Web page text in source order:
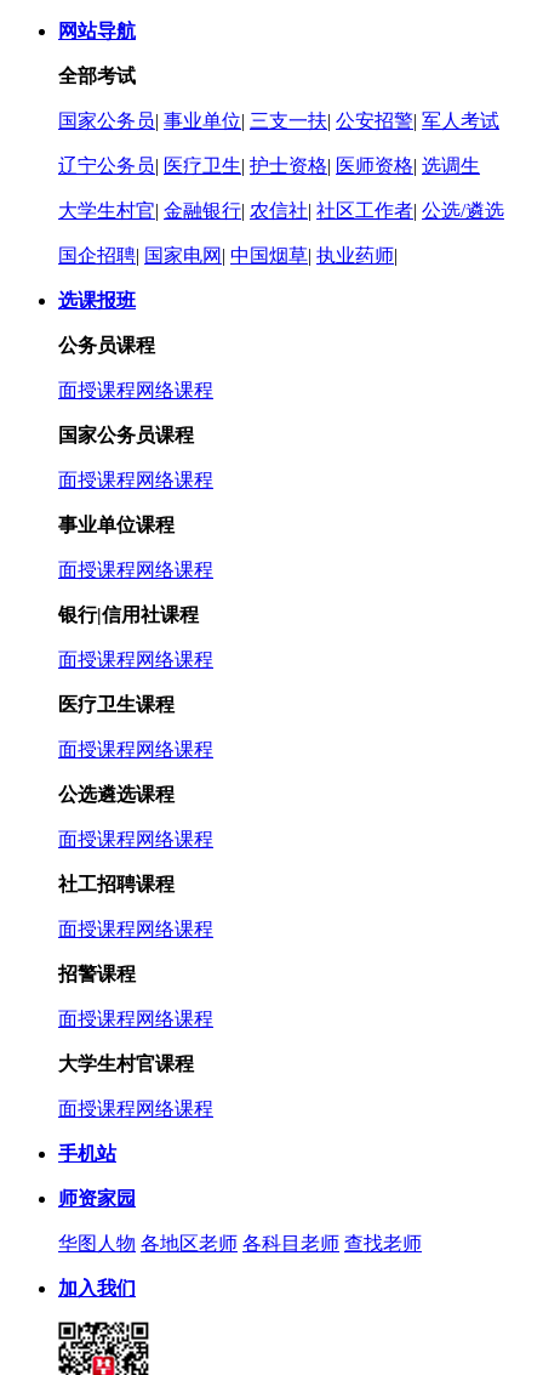
网站导航
全部考试
国家公务员| 事业单位| 三支一扶| 公安招警| 军人考试
辽宁公务员| 医疗卫生| 护士资格| 医师资格| 选调生
大学生村官| 金融银行| 农信社| 社区工作者| 公选/遴选
国企招聘| 国家电网 | 中国烟草| 执业药师|
选课报班
公务员课程
面授课程网络课程
国家公务员课程
面授课程网络课程
事业单位课程
面授课程网络课程
银行|信用社课程
面授课程网络课程
医疗卫生课程
面授课程网络课程
公选遴选课程
面授课程网络课程
社工招聘课程
面授课程网络课程
招警课程
面授课程网络课程
大学生村官课程
面授课程网络课程
手机站
师资家园
华图人物 各地区老师 各科目老师 查找老师
加入我们